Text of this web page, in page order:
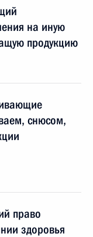
на иную
продукцию
снюсом,
право
здоровья